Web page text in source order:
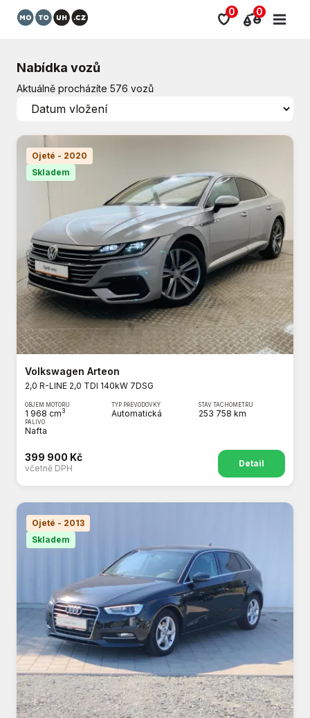
0 0
Nabídka vozů
Aktuálně procházíte 576 vozů
Ojeté - 2020
Skladem
Volkswagen Arteon
2,0 R-LINE 2,0 TDI 140kW 7DSG
OBJEM MOTORU
1 968 cm3
TYP PŘEVODOVKY
Automatická
STAV TACHOMETRU
253 758 km
PALIVO
Nafta
399 900 Kč
včetně DPH Detail
Ojeté - 2013
Skladem